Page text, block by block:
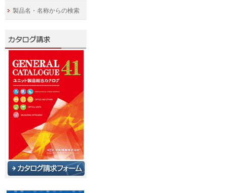
製品名・名称からの検索